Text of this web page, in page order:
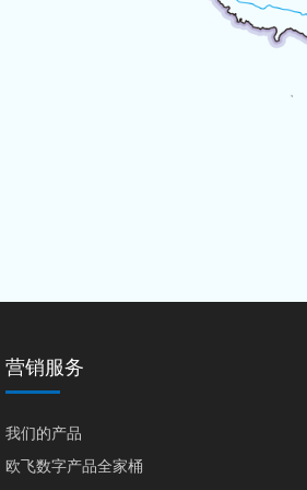
营销服务
我们的产品
欧飞数字产品全家桶